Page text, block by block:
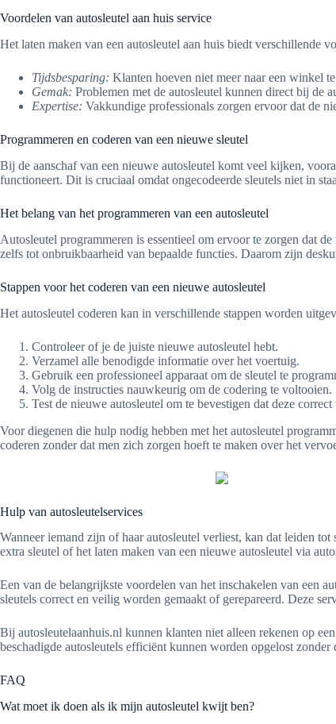
Voordelen van autosleutel aan huis service
Het laten maken van een autosleutel aan huis biedt verschillende
Tijdsbesparing: Klanten hoeven niet meer naar een winkel
Gemak: Problemen met de autosleutel kunnen direct bij de
Expertise: Vakkundige professionals zorgen ervoor dat de
Programmeren en coderen van een nieuwe sleutel
Bij de aanschaf van een nieuwe autosleutel komt veel kijken,
functioneert. Dit is cruciaal omdat ongecodeerde sleutels niet in
Het belang van het programmeren van een autosleutel
Autosleutel programmeren is essentieel om ervoor te zorgen dat
zelfs tot onbruikbaarheid van bepaalde functies. Daarom zijn
Stappen voor het coderen van een nieuwe autosleutel
Het autosleutel coderen kan in verschillende stappen worden
Controleer of je de juiste nieuwe autosleutel hebt.
Verzamel alle benodigde informatie over het voertuig.
Gebruik een professioneel apparaat om de sleutel te
Volg de instructies nauwkeurig om de codering te voltooien.
Test de nieuwe autosleutel om te bevestigen dat deze
Voor diegenen die hulp nodig hebben met het autosleutel
coderen zonder dat men zich zorgen hoeft te maken over het
Hulp van autosleutelservices
Wanneer iemand zijn of haar autosleutel verliest, kan dat leiden
extra sleutel of het laten maken van een nieuwe autosleutel via
Een van de belangrijkste voordelen van het inschakelen van een
sleutels correct en veilig worden gemaakt of gerepareerd. Deze
Bij autosleutelaanhuis.nl kunnen klanten niet alleen rekenen op
beschadigde autosleutels efficiënt kunnen worden opgelost
FAQ
Wat moet ik doen als ik mijn autosleutel kwijt ben?